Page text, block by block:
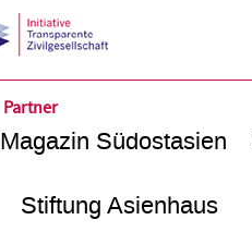
Partner
Magazin Südostasien
Stiftung Asienhaus